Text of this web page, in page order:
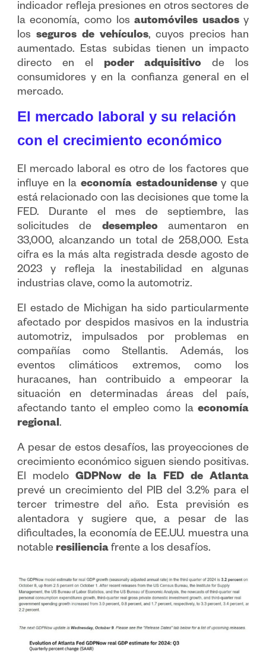
indicador refleja presiones en otros sectores de
la economía, como losautomóviles usadosy
los seguros de vehículos, cuyos precios han
aumentado. Estas subidas tienen un impacto
directo en el poder adquisitivo de los
consumidores y en la confianza general en el
mercado.
El mercado laboral y su relación
con el crecimiento económico
El mercado laboral es otro de los factores que
influye en la economía estadounidensey que
está relacionado con las decisiones que tome la
FED. Durante el mes de septiembre, las
solicitudes de desempleo aumentaron en
33,000, alcanzando un total de 258,000. Esta
cifra es la más alta registrada desde agosto de
2023 y refleja la inestabilidad en algunas
industrias clave, como la automotriz.
El estado de Michigan ha sido particularmente
afectado por despidos masivos en la industria
automotriz, impulsados por problemas en
compañías como Stellantis. Además, los
eventos climáticos extremos, como los
huracanes, han contribuido a empeorar la
situación en determinadas áreas del país,
afectando tanto el empleo como laeconomía
regional.
A pesar de estos desafíos, las proyecciones de
crecimiento económico siguen siendo positivas.
El modelo GDPNow de la FED de Atlanta
prevé un crecimiento del PIB del 3.2% para el
tercer trimestre del año. Esta previsión es
alentadora y sugiere que, a pesar de las
dificultades, la economía de EE.UU. muestra una
notable resilienciafrente a los desafíos.